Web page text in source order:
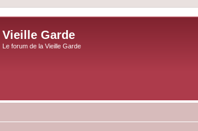
Vieille Garde
Le forum de la Vieille Garde